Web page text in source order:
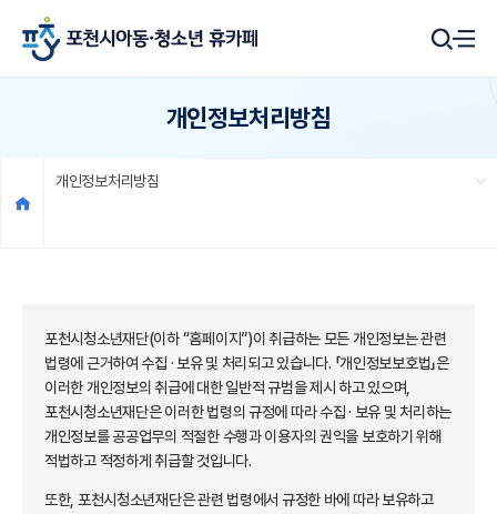
개인정보처리방침
개인정보처리방침
포천시청소년재단(이하 “홈페이지”)이 취급하는 모든 개인정보는 관련
법령에 근거하여 수집 · 보유 및 처리되고 있습니다. 「개인정보보호법」은
이러한 개인정보의 취급에 대한 일반적 규범을 제시 하고 있으며,
포천시청소년재단은 이러한 법령의 규정에 따라 수집 · 보유 및 처리하는
개인정보를 공공업무의 적절한 수행과 이용자의 권익을 보호하기 위해
적법하고 적정하게 취급할 것입니다.
또한, 포천시청소년재단은 관련 법령에서 규정한 바에 따라 보유하고